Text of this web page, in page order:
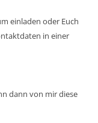
einladen oder Euch
in einer
dann von mir diese